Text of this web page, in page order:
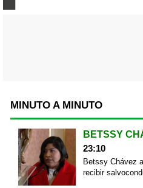
MINUTO A MINUTO
BETSSY
23:10
Betssy Chávez
recibir